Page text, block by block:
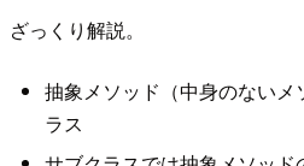
ざっくり解説。
抽象メソッド（中身のないメ
ラス